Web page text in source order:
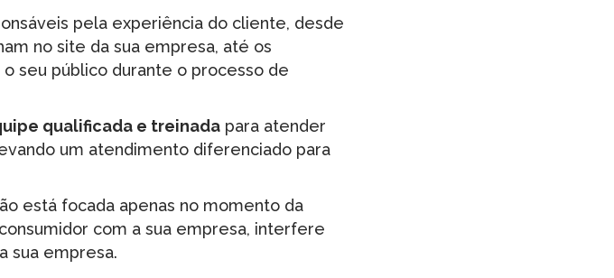
pela experiência do cliente, desde
no site da sua empresa, até os
seu público durante o processo de
qualificada e treinada para atender
um atendimento diferenciado para
está focada apenas no momento da
com a sua empresa, interfere
sua empresa.